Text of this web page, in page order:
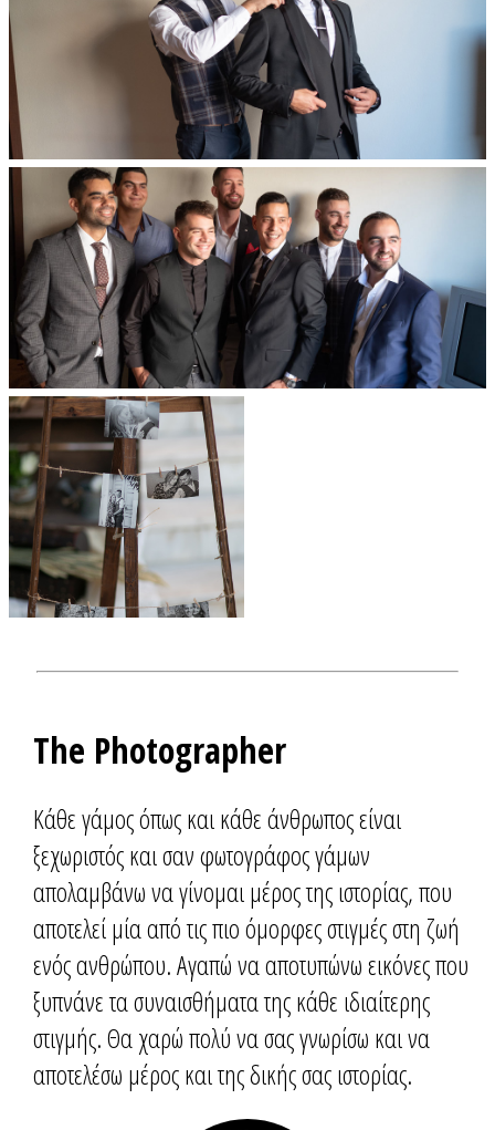
The Photographer
Κάθε γάμος όπως και κάθε άνθρωπος είναι
ξεχωριστός και σαν φωτογράφος γάμων
απολαμβάνω να γίνομαι μέρος της ιστορίας, που
αποτελεί μία από τις πιο όμορφες στιγμές στη ζωή
ενός ανθρώπου. Αγαπώ να αποτυπώνω εικόνες που
ξυπνάνε τα συναισθήματα της κάθε ιδιαίτερης
στιγμής. Θα χαρώ πολύ να σας γνωρίσω και να
αποτελέσω μέρος και της δικής σας ιστορίας.